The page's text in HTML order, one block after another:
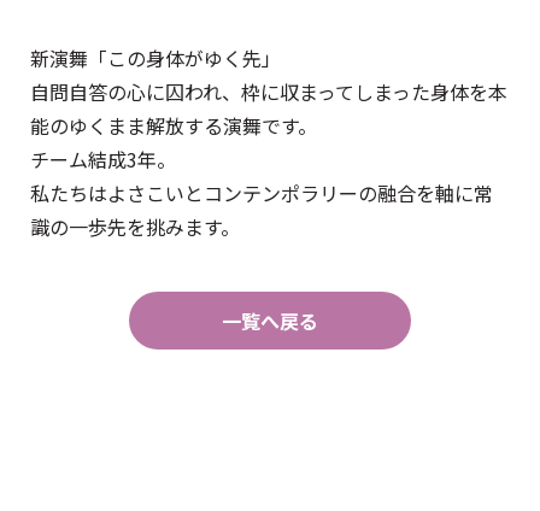
新演舞「この身体がゆく先」
自問自答の心に囚われ、枠に収まってしまった身体を本
能のゆくまま解放する演舞です。
チーム結成3年。
私たちはよさこいとコンテンポラリーの融合を軸に常
識の一歩先を挑みます。
一覧へ戻る